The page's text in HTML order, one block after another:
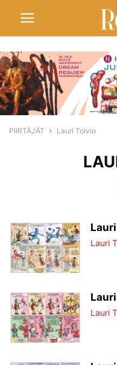
PIIRTÄJÄT Lauri Toivio
Lauri
Lauri